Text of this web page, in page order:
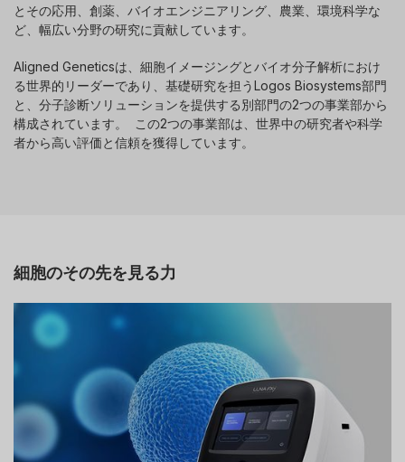
とその応用、創薬、バイオエンジニアリング、農業、環境科学な
ど、幅広い分野の研究に貢献しています。
Aligned Geneticsは、細胞イメージングとバイオ分子解析におけ
る世界的リーダーであり、基礎研究を担うLogos Biosystems部門
と、分子診断ソリューションを提供する別部門の2つの事業部から
構成されています。 この2つの事業部は、世界中の研究者や科学
者から高い評価と信頼を獲得しています。
細胞のその先を見る力